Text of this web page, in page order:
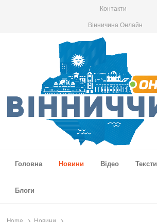
Контакти
Вінничина Онлайн
Головна
Новини Відео Тексти
Блоги
Home
Новини